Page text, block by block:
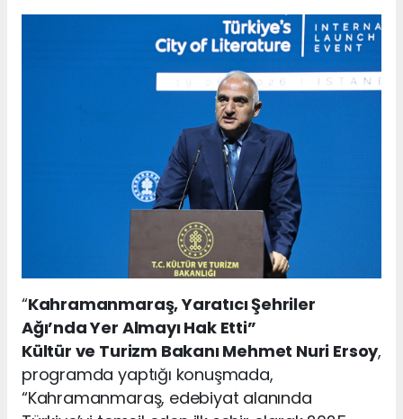
“Kahramanmaraş, Yaratıcı Şehriler
Ağı’nda Yer Almayı Hak Etti”
Kültür ve Turizm Bakanı Mehmet Nuri Ersoy,
programda yaptığı konuşmada,
“Kahramanmaraş, edebiyat alanında